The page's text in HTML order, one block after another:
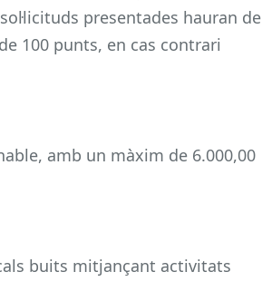
presentades hauran de
100 punts, en cas contrari
amb un màxim de 6.000,00
buits mitjançant activitats